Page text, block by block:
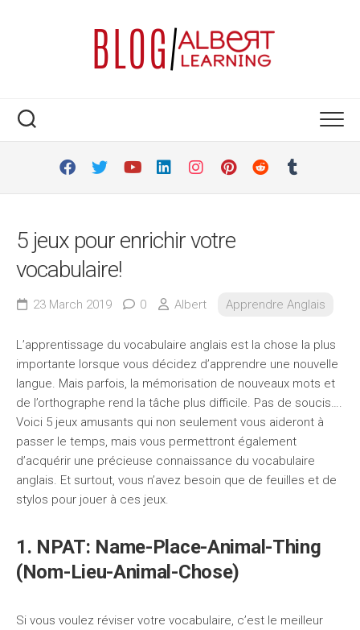
5 jeux pour enrichir votre
vocabulaire!
23 March 2019 0 Albert Apprendre Anglais
L’apprentissage du vocabulaire anglais est la chose la plus
importante lorsque vous décidez d’apprendre une nouvelle
langue. Mais parfois, la mémorisation de nouveaux mots et
de l’orthographe rend la tâche plus difficile. Pas de soucis….
Voici 5 jeux amusants qui non seulement vous aideront à
passer le temps, mais vous permettront également
d’acquérir une précieuse connaissance du vocabulaire
anglais. Et surtout, vous n’avez besoin que de feuilles et de
stylos pour jouer à ces jeux.
1. NPAT: Name-Place-Animal-Thing
(Nom-Lieu-Animal-Chose)
Si vous voulez réviser votre vocabulaire, c’est le meilleur